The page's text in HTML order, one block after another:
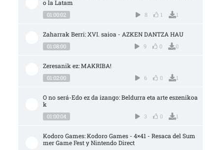
o la Latam
01:00:02 8 1 1
Zaharrak Berri: XVI. saioa - AZKEN DANTZA HAU
01:08:00 9 0 0
Zeresanik ez: MAKRIBA!
01:02:00 6 0 1
O no será-Edo ez da izango: Beldurra eta arte eszenikoa
k
01:00:04 3 0 1
Kodoro Games: Kodoro Games - 4×41 - Resaca del Sum
mer Game Fest y Nintendo Direct